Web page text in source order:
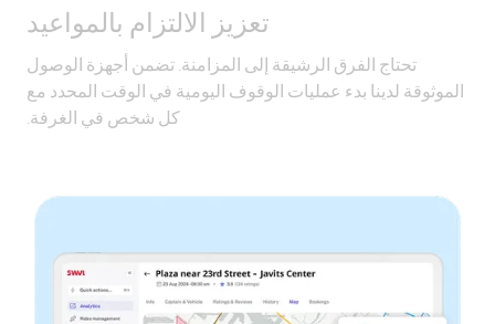
تعزيز الالتزام بالمواعيد
تحتاج الفرق الرشيقة إلى المزامنة. تضمن أجهزة الوصول
الموثوقة لدينا بدء عمليات الوقوف اليومية في الوقت المحدد مع
كل شخص في الغرفة.